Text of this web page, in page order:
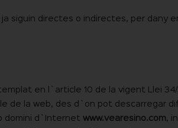
siguin directes o indirectes, per
en l`article 10 de la vigent Llei
de la web, des d`on pot descarregar
domini d`Internetwww.vearesino.com,